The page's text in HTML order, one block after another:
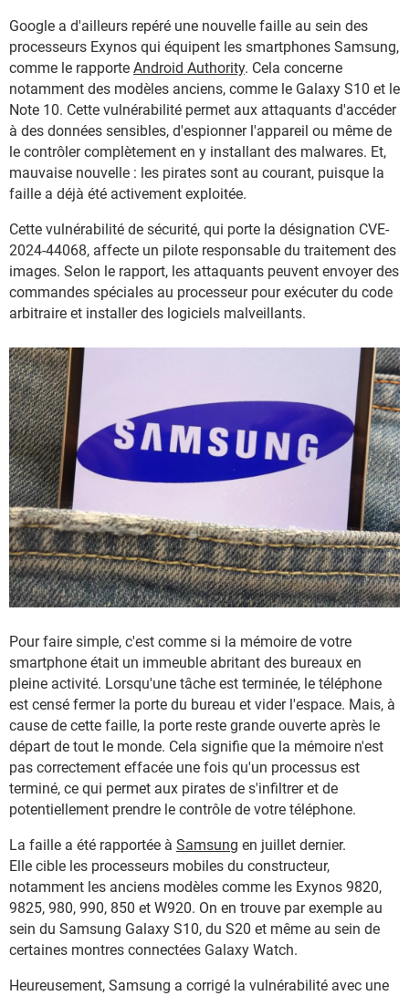
Google a d'ailleurs repéré une nouvelle faille au sein des
processeurs Exynos qui équipent les smartphones Samsung,
comme le rapporte Android Authority. Cela concerne
notamment des modèles anciens, comme le Galaxy S10 et le
Note 10. Cette vulnérabilité permet aux attaquants d'accéder
à des données sensibles, d'espionner l'appareil ou même de
le contrôler complètement en y installant des malwares. Et,
mauvaise nouvelle : les pirates sont au courant, puisque la
faille a déjà été activement exploitée.
Cette vulnérabilité de sécurité, qui porte la désignation CVE-
2024-44068, affecte un pilote responsable du traitement des
images. Selon le rapport, les attaquants peuvent envoyer des
commandes spéciales au processeur pour exécuter du code
arbitraire et installer des logiciels malveillants.
Pour faire simple, c'est comme si la mémoire de votre
smartphone était un immeuble abritant des bureaux en
pleine activité. Lorsqu'une tâche est terminée, le téléphone
est censé fermer la porte du bureau et vider l'espace. Mais, à
cause de cette faille, la porte reste grande ouverte après le
départ de tout le monde. Cela signifie que la mémoire n'est
pas correctement effacée une fois qu'un processus est
terminé, ce qui permet aux pirates de s'infiltrer et de
potentiellement prendre le contrôle de votre téléphone.
La faille a été rapportée à Samsung en juillet dernier.
Elle cible les processeurs mobiles du constructeur,
notamment les anciens modèles comme les Exynos 9820,
9825, 980, 990, 850 et W920. On en trouve par exemple au
sein du Samsung Galaxy S10, du S20 et même au sein de
certaines montres connectées Galaxy Watch.
Heureusement, Samsung a corrigé la vulnérabilité avec une